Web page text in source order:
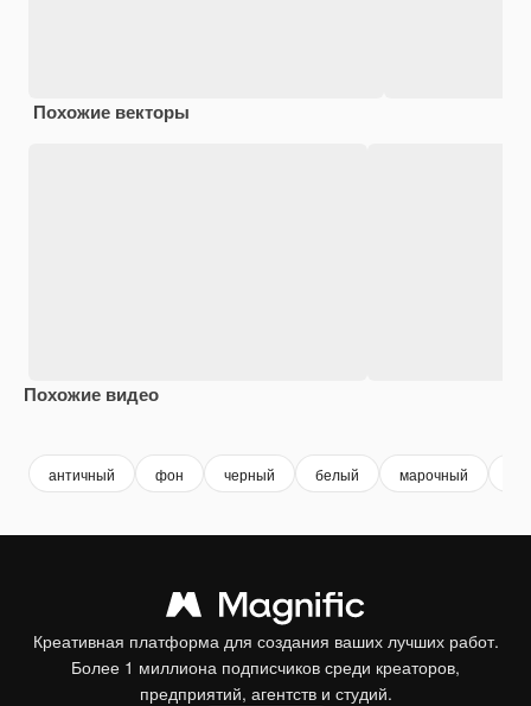
Похожие векторы
Похожие видео
античный фон черный белый марочный
Креативная платформа для создания ваших лучших работ.
Более 1 миллиона подписчиков среди креаторов,
предприятий, агентств и студий.